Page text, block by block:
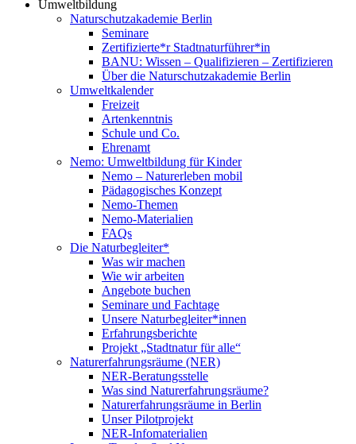
Umweltbildung
Naturschutzakademie Berlin
Seminare
Zertifizierte*r Stadtnaturführer*in
BANU: Wissen – Qualifizieren – Zertifizieren
Über die Naturschutzakademie Berlin
Umweltkalender
Freizeit
Artenkenntnis
Schule und Co.
Ehrenamt
Nemo: Umweltbildung für Kinder
Nemo – Naturerleben mobil
Pädagogisches Konzept
Nemo-Themen
Nemo-Materialien
FAQs
Die Naturbegleiter*
Was wir machen
Wie wir arbeiten
Angebote buchen
Seminare und Fachtage
Unsere Naturbegleiter*innen
Erfahrungsberichte
Projekt „Stadtnatur für alle“
Naturerfahrungsräume (NER)
NER-Beratungsstelle
Was sind Naturerfahrungsräume?
Naturerfahrungsräume in Berlin
Unser Pilotprojekt
NER-Infomaterialien